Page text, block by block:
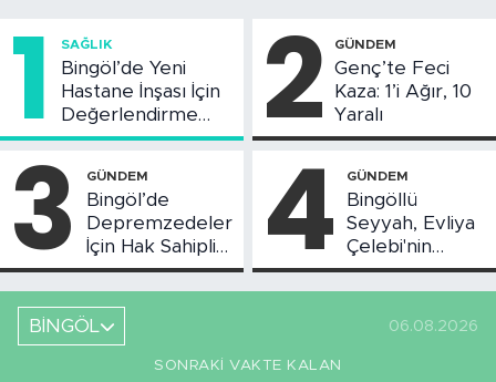
1 SAĞLIK
Bingöl’de Yeni
Hastane İnşası İçin
Değerlendirme
Toplantısı Yapıldı
2 GÜNDEM
Genç’te Feci
Kaza: 1’i Ağır, 10
Yaralı
3 GÜNDEM
Bingöl’de
Depremzedeler
İçin Hak Sahipliği
Askı Süreci
Başladı
4 GÜNDEM
Bingöllü
Seyyah, Evliya
Çelebi'nin
Bahsettiği
Bingöl'deki O
BİNGÖL 06.08.2026
SONRAKI VAKTE KALAN